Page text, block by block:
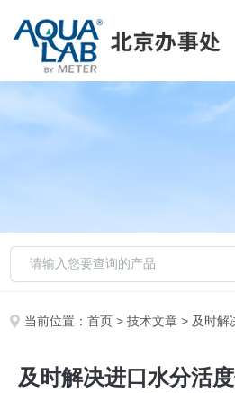
当前位置：首页 >技术文章 > 及时解决进
及时解决进口水分活